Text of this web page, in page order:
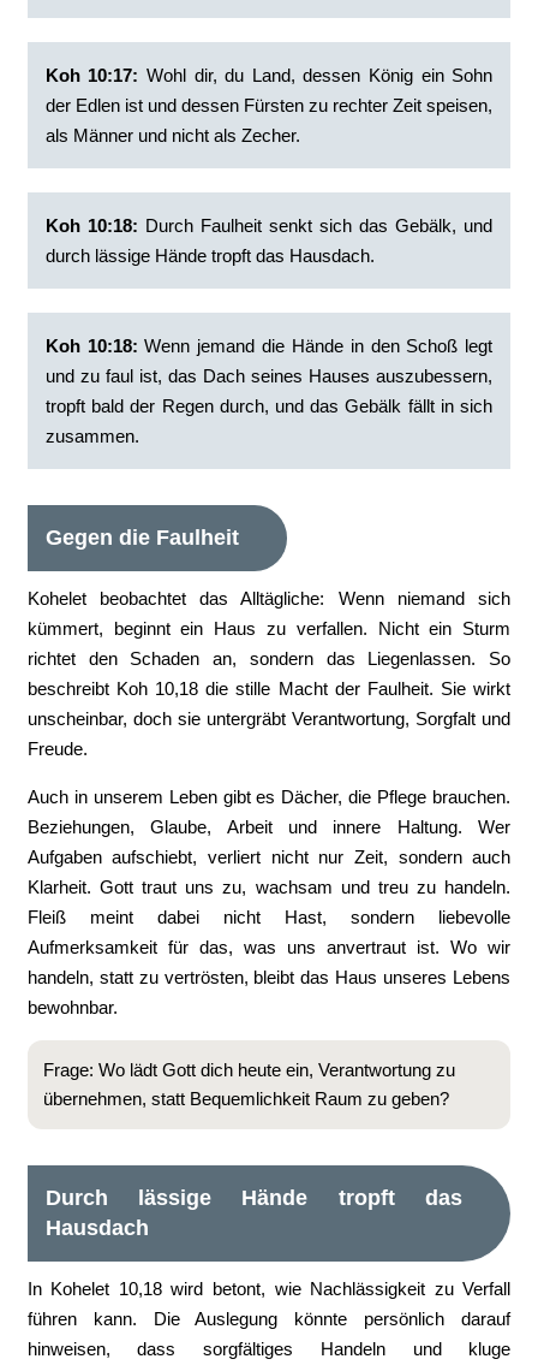
Koh 10:17: ‭Wohl dir, du Land, dessen König ein Sohn
der Edlen ist und dessen Fürsten zu rechter Zeit speisen,
als Männer und nicht als Zecher.
Koh 10:18: ‭Durch Faulheit senkt sich das Gebälk, und
durch lässige Hände tropft das Hausdach.
Koh 10:18: Wenn jemand die Hände in den Schoß legt
und zu faul ist, das Dach seines Hauses auszubessern,
tropft bald der Regen durch, und das Gebälk fällt in sich
zusammen.
Gegen die Faulheit
Kohelet beobachtet das Alltägliche: Wenn niemand sich
kümmert, beginnt ein Haus zu verfallen. Nicht ein Sturm
richtet den Schaden an, sondern das Liegenlassen. So
beschreibt Koh 10,18 die stille Macht der Faulheit. Sie wirkt
unscheinbar, doch sie untergräbt Verantwortung, Sorgfalt und
Freude.
Auch in unserem Leben gibt es Dächer, die Pflege brauchen.
Beziehungen, Glaube, Arbeit und innere Haltung. Wer
Aufgaben aufschiebt, verliert nicht nur Zeit, sondern auch
Klarheit. Gott traut uns zu, wachsam und treu zu handeln.
Fleiß meint dabei nicht Hast, sondern liebevolle
Aufmerksamkeit für das, was uns anvertraut ist. Wo wir
handeln, statt zu vertrösten, bleibt das Haus unseres Lebens
bewohnbar.
Frage: Wo lädt Gott dich heute ein, Verantwortung zu
übernehmen, statt Bequemlichkeit Raum zu geben?
Durch lässige Hände tropft das
Hausdach
In Kohelet 10,18 wird betont, wie Nachlässigkeit zu Verfall
führen kann. Die Auslegung könnte persönlich darauf
hinweisen, dass sorgfältiges Handeln und kluge